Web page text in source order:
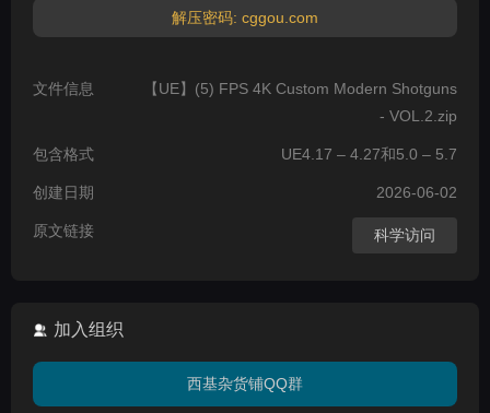
解压密码: cggou.com
文件信息
【UE】(5) FPS 4K Custom Modern Shotguns
- VOL.2.zip
包含格式 UE4.17 – 4.27和5.0 – 5.7
创建日期 2026-06-02
原文链接 科学访问
加入组织
西基杂货铺QQ群